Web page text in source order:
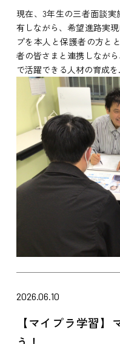
現在、3年生の三者面談
有しながら、希望進路実
プを本人と保護者の方と
者の皆さまと連携しなが
で活躍できる人材の育成を
2026.06.10
【マイプラ学習